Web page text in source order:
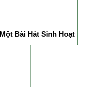
Bài Hát Sinh Hoạt